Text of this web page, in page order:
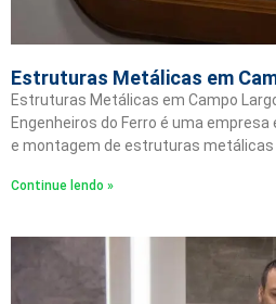
Estruturas Metálicas em
Estruturas Metálicas em Campo
Engenheiros do Ferro é uma
e montagem de estruturas metálicas
Continue lendo »